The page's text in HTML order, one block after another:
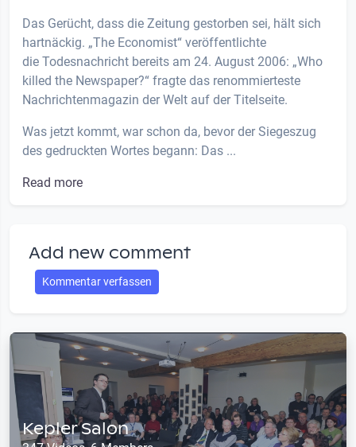
Das Gerücht, dass die Zeitung gestorben sei, hält sich
hartnäckig. „The Economist“ veröffentlichte
die Todesnachricht bereits am 24. August 2006: „Who
killed the Newspaper?“ fragte das renommierteste
Nachrichtenmagazin der Welt auf der Titelseite.
Was jetzt kommt, war schon da, bevor der Siegeszug
des gedruckten Wortes begann: Das ...
Read more
Add new comment
Kommentar verfassen
Kepler Salon